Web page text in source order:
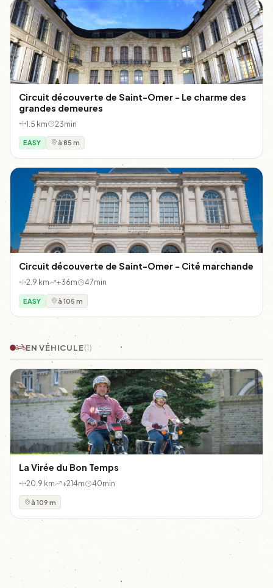
Circuit découverte de Saint-Omer - Le charme des
grandes demeures
1.5 km 23min
EASY à 85 m
Circuit découverte de Saint-Omer - Cité marchande
2.9 km +36m 47min
EASY à 105 m
EN VÉHICULE(1)
La Virée du Bon Temps
20.9 km +214m 40min
à 109 m